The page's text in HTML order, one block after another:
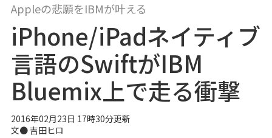
Appleの悲願をIBMが叶える
iPhone/iPadネイティブ
言語のSwiftがIBM
Bluemix上で走る衝撃
2016年02月23日 17時30分更新
文● 吉田ヒロ